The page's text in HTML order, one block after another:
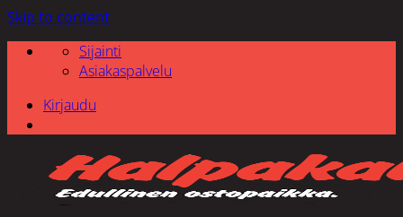
Skip to content
Sijainti
Asiakaspalvelu
Kirjaudu